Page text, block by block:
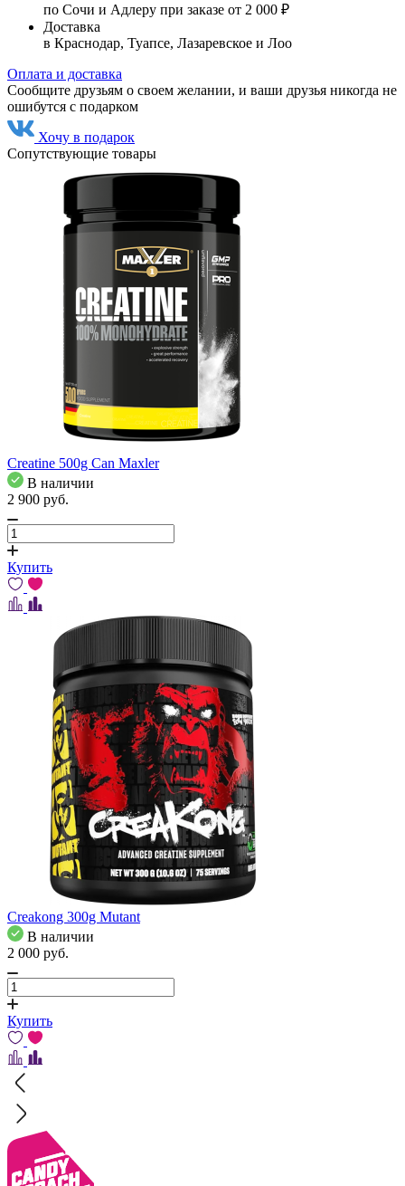
по Сочи и Адлеру при заказе от 2 000 ₽
Доставка
в Краснодар, Туапсе, Лазаревское и Лоо
Оплата и доставка
Сообщите друзьям о своем желании, и ваши друзья никогда не
ошибутся с подарком
Хочу в подарок
Сопутствующие товары
Creatine 500g Can Maxler
В наличии
2 900 pуб.
Купить
Creakong 300g Mutant
В наличии
2 000 pуб.
Купить